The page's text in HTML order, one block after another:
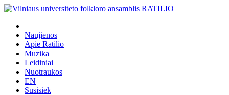
Naujienos
Apie Ratilio
Muzika
Leidiniai
Nuotraukos
EN
Susisiek